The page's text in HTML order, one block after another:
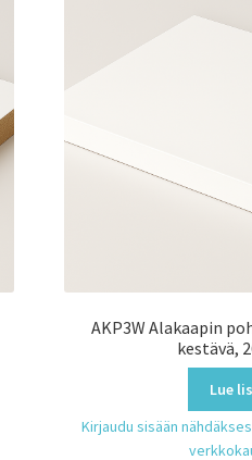
AKP3W Alakaapin
kestävä,
Lue
Kirjaudu sisään